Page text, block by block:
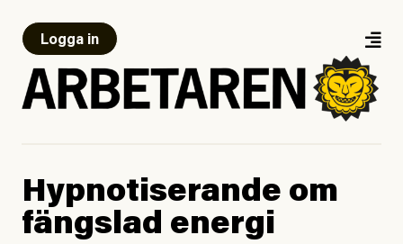
Logga in
Hypnotiserande om
fängslad energi